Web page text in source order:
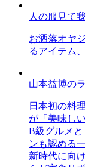
人の服見て
お洒落オヤ
るアイテム
山本益博の
日本初の料
が「美味し
B級グルメ
ンも認める
新時代に向